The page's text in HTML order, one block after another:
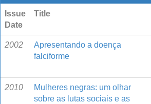
Issue
Date
Title
2002
Apresentando a doença
falciforme
2010
Mulheres negras: um olhar
sobre as lutas sociais e as